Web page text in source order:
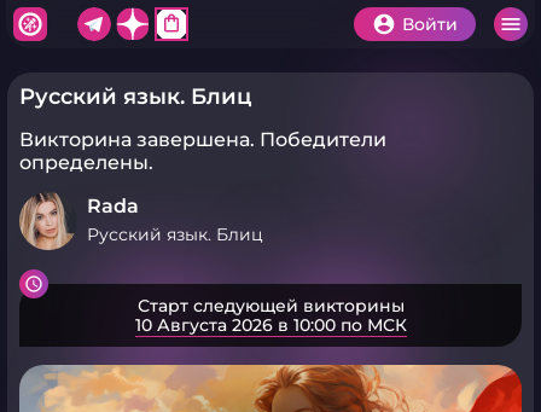
shopping_bag Войти
Русский язык. Блиц
Викторина завершена. Победители
определены.
Rada
Русский язык. Блиц
Старт следующей викторины
10 Августа 2026 в 10:00 по МСК